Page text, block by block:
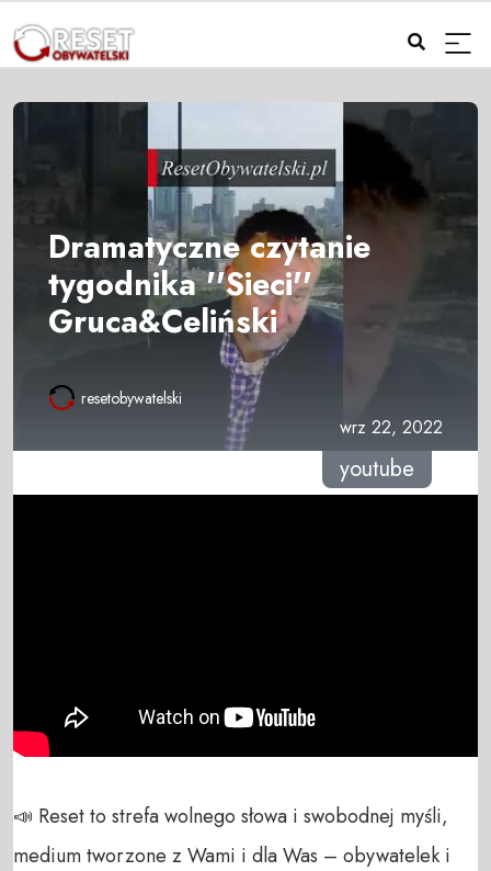
Dramatyczne czytanie
tygodnika ''Sieci''
Gruca&Celiński
resetobywatelski
wrz 22, 2022
youtube
📣 Reset to strefa wolnego słowa i swobodnej myśli,
medium tworzone z Wami i dla Was – obywatelek i